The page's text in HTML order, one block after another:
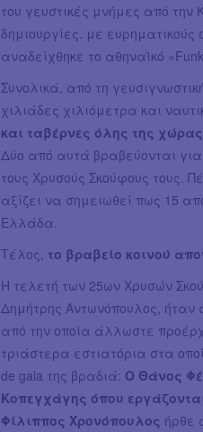
του γευστικές μνήμες από την
δημιουργίες. με ευρηματικούς
αναδείχθηκε το αθηναϊκό
Συνολικά, από τη
χιλιάδες χιλιόμετρα και
και ταβέρνες όλης της χώρας
Δύο από αυτά βραβεύονται
τους Χρυσούς Σκούφους τους.
αξίζει να σημειωθεί πως 15
Ελλάδα.
Τέλος, το βραβείο κοινού
Η τελετή των 25ων Χρυσών
Δημήτρης Αντωνόπουλος, ήταν
από την οποία άλλωστε
τριάστερα εστιατόρια στα
de gala της βραδιά: O Θάνος
Κοπεγχάγης όπου
Φίλιππος Χρονόπουλος ήρθε